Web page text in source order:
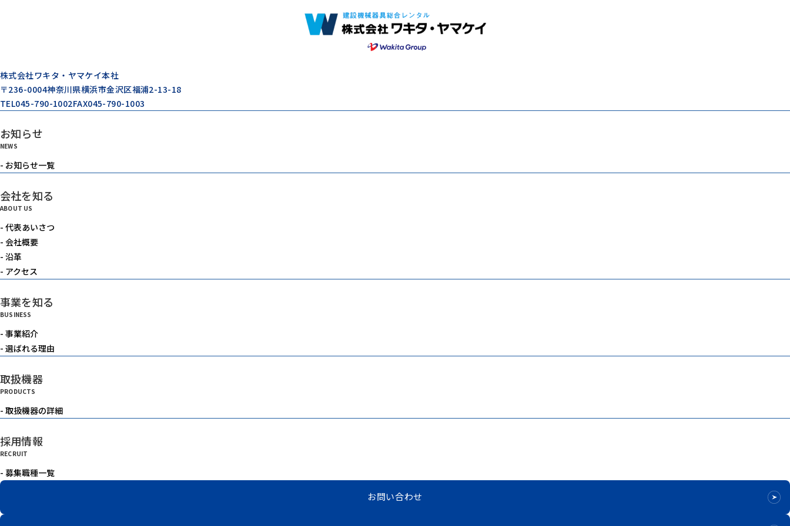
株式会社ワキタ・ヤマケイ本社
〒236-0004神奈川県横浜市金沢区福浦2-13-18
TEL045-790-1002FAX045-790-1003
お知らせ
NEWS
- お知らせ一覧
会社を知る
ABOUT US
- 代表あいさつ
- 会社概要
- 沿革
- アクセス
事業を知る
BUSINESS
- 事業紹介
- 選ばれる理由
取扱機器
PRODUCTS
- 取扱機器の詳細
採用情報
RECRUIT
- 募集職種一覧
お問い合わせ